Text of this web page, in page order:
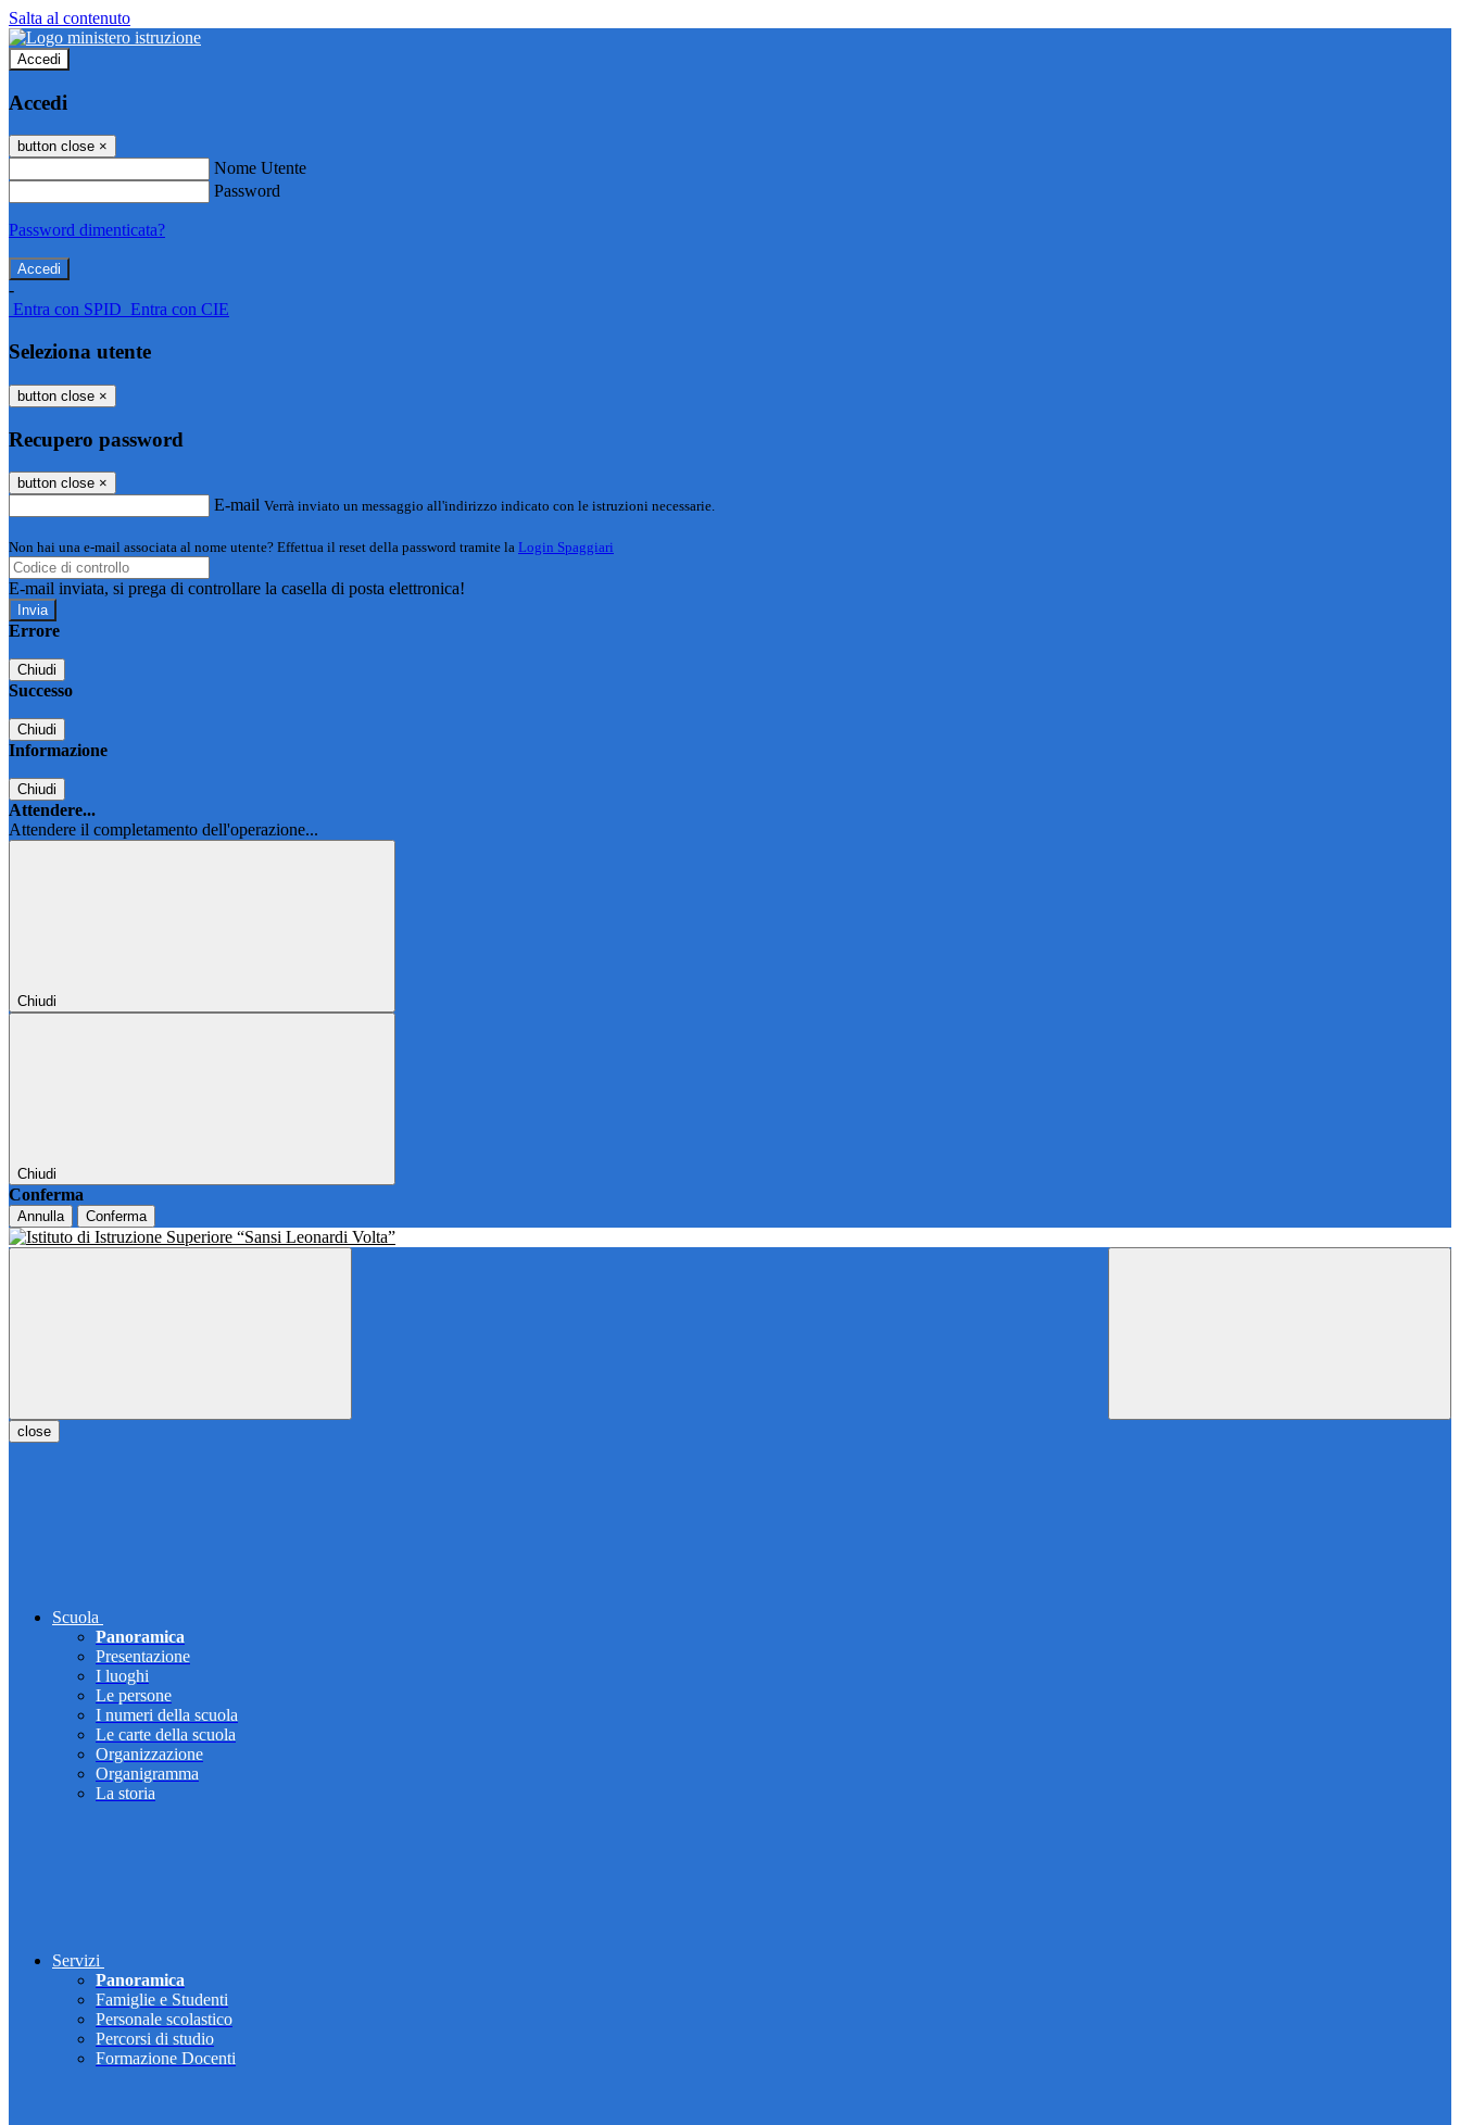
Salta al contenuto
Accedi
Accedi
button close ×
Nome Utente
Password
Password dimenticata?
-
Entra con SPID Entra con CIE
Seleziona utente
button close ×
Recupero password
button close ×
E-mail Verrà inviato un messaggio all'indirizzo indicato con le istruzioni necessarie.
Non hai una e-mail associata al nome utente? Effettua il reset della password tramite la Login Spaggiari
E-mail inviata, si prega di controllare la casella di posta elettronica!
Errore
Chiudi
Successo
Chiudi
Informazione
Chiudi
Attendere...
Attendere il completamento dell'operazione...
Chiudi
Chiudi
Conferma
Annulla Conferma
close
Scuola
Panoramica
Presentazione
I luoghi
Le persone
I numeri della scuola
Le carte della scuola
Organizzazione
Organigramma
La storia
Servizi
Panoramica
Famiglie e Studenti
Personale scolastico
Percorsi di studio
Formazione Docenti